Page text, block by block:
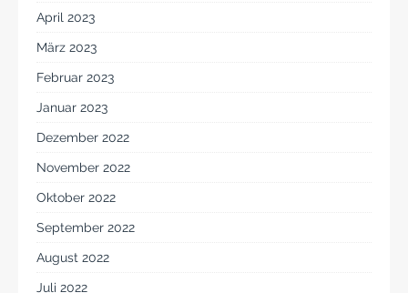
April 2023
März 2023
Februar 2023
Januar 2023
Dezember 2022
November 2022
Oktober 2022
September 2022
August 2022
Juli 2022